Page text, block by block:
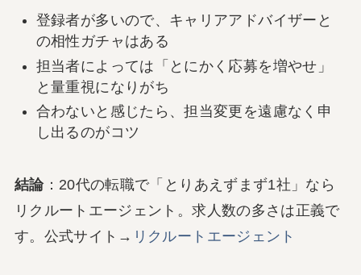
登録者が多いので、キャリアアドバイザーと
の相性ガチャはある
担当者によっては「とにかく応募を増やせ」
と量重視になりがち
合わないと感じたら、担当変更を遠慮なく申
し出るのがコツ
結論：20代の転職で「とりあえずまず1社」なら
リクルートエージェント。求人数の多さは正義で
す。公式サイト→ リクルートエージェント